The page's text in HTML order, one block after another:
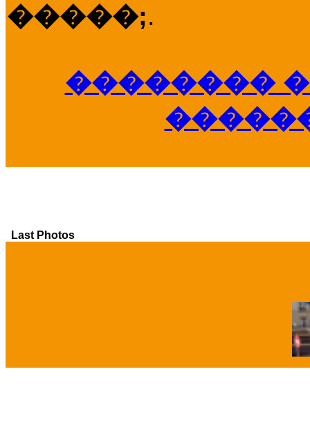
�����;.
��������
Last Photos